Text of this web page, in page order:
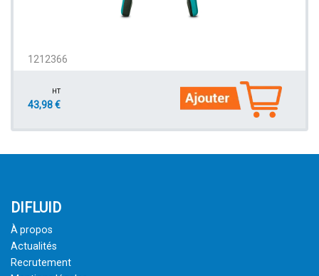
1212366
HT
43,98 €
DIFLUID
À propos
Actualités
Recrutement